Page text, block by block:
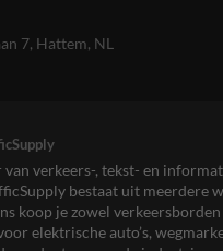
7, Hattem, NL
verkeers-, tekst- en
bestaat uit meerdere
koop je zowel
elektrische auto’s,